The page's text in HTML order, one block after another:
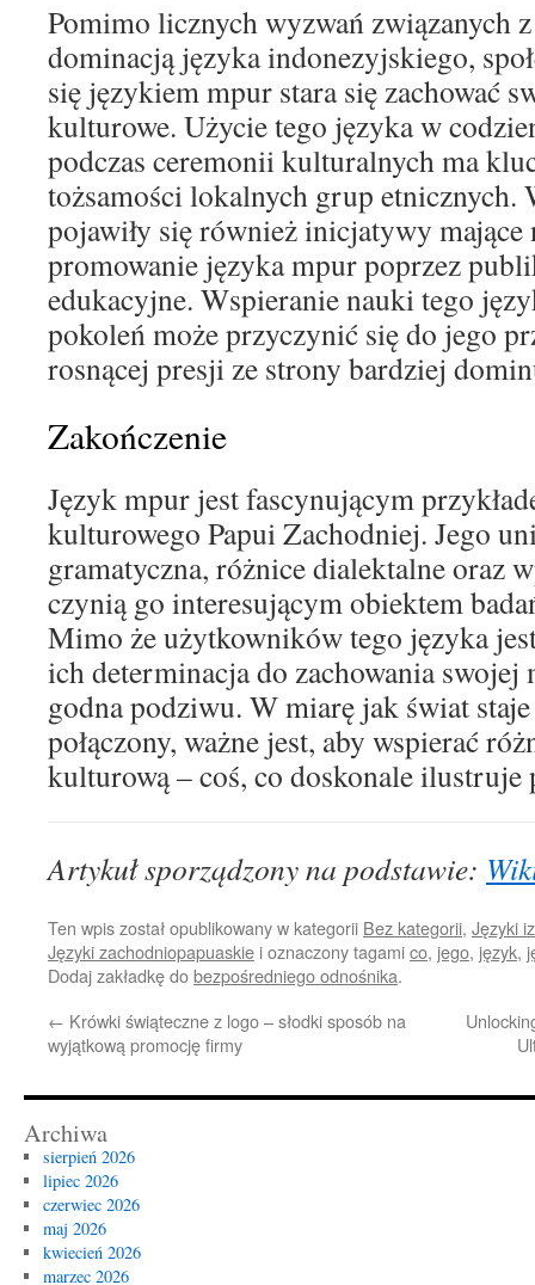
Pomimo licznych wyzwań związanych
dominacją języka indonezyjskiego,
się językiem mpur stara się zachować
kulturowe. Użycie tego języka w
podczas ceremonii kulturalnych ma
tożsamości lokalnych grup etnicznych.
pojawiły się również inicjatywy
promowanie języka mpur poprzez
edukacyjne. Wspieranie nauki tego
pokoleń może przyczynić się do jego
rosnącej presji ze strony bardziej
Zakończenie
Język mpur jest fascynującym
kulturowego Papui Zachodniej. Jego
gramatyczna, różnice dialektalne oraz
czynią go interesującym obiektem
Mimo że użytkowników tego języka
ich determinacja do zachowania
godna podziwu. W miarę jak świat
połączony, ważne jest, aby wspierać
kulturową – coś, co doskonale ilustruje
Artykuł sporządzony na podstawie:
Ten wpis został opublikowany w kategorii Bez kategorii, Języki
Języki zachodniopapuaskie i oznaczony tagamico, jego, język,
Dodaj zakładkę dobezpośredniego odnośnika.
← Krówki świąteczne z logo – słodki sposób na
wyjątkową promocję firmy
Archiwa
sierpień 2026
lipiec 2026
czerwiec 2026
maj 2026
kwiecień 2026
marzec 2026